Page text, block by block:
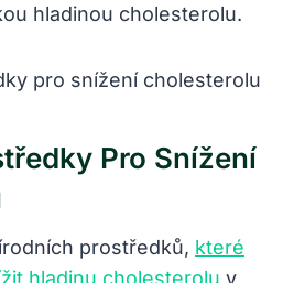
hladinou cholesterolu.
Pro Snížení
prostředků, které
hladinu cholesterolu v